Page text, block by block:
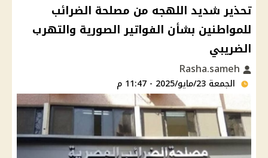
تحذير شديد اللهجه من مصلحة الضرائب
للمواطنين بشأن الفواتير الصورية والتهرب
الضريبي
الجمعة 23/مايو/2025 - 11:47 م